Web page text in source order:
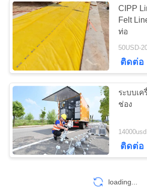
ปั๊มหอยโข่ง
อุตสาหกรรม
ผ้าสักหลาด
อุตสาหกรรม
CIPP
Felt
ท่อ
50USD-
ติดต่อ
ระบบเ
ช่อง
ติดต่อ
loading...